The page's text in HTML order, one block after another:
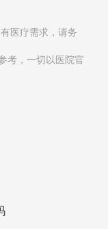
医疗需求，请务
考，一切以医院官